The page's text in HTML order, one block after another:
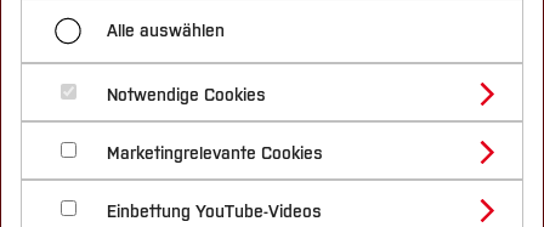
Studienangebote
Bachelorstudiengänge
Masterstudiengänge
Vor dem Studium
Bewerben & Einschreiben
Bewerbungsportal
Im Studium
Studienbüros und Prüfungen
Nach dem Studium
Forschung & Transfer
Profil
Forschungs- und Transferprofil
Schwerpunkte (FuT)
Beratung & Förderung
Nachhaltigkeit
Nachhaltigkeit studieren
International
Informationen
Lageplan & Anfahrt
Karriere
Notfall-Infos
Barrierefreiheit
Alle auswählen
Notwendige Cookies
Marketingrelevante Cookies
Einbettung YouTube-Videos